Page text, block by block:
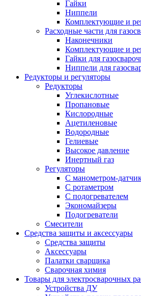
Гайки
Ниппели
Комплектующие и
Расходные части для
Наконечники
Комплектующие и
Гайки для
Ниппели для
Редукторы и регуляторы
Редукторы
Углекислотные
Пропановые
Кислородные
Ацетиленовые
Водородные
Гелиевые
Высокое давление
Инертный газ
Регуляторы
С манометром-
С ротаметром
С подогревателем
Экономайзеры
Подогреватели
Смесители
Средства защиты и аксессуары
Средства защиты
Аксессуары
Палатки сварщика
Сварочная химия
Товары для электросварочных
Устройства ДУ